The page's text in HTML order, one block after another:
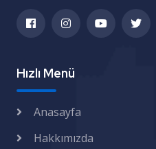
Hızlı Menü
Anasayfa
Hakkımızda